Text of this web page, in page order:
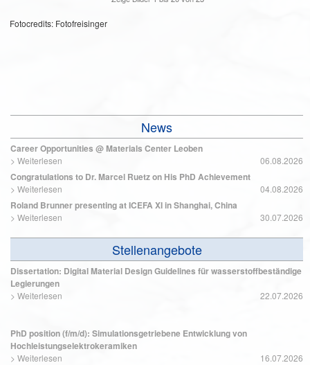
Fotocredits: Fotofreisinger
News
Career Opportunities @ Materials Center Leoben
> Weiterlesen 06.08.2026
Congratulations to Dr. Marcel Ruetz on His PhD Achievement
> Weiterlesen 04.08.2026
Roland Brunner presenting at ICEFA XI in Shanghai, China
> Weiterlesen 30.07.2026
Stellenangebote
Dissertation: Digital Material Design Guidelines für wasserstoffbeständige
Legierungen
> Weiterlesen 22.07.2026
PhD position (f/m/d): Simulationsgetriebene Entwicklung von
Hochleistungselektrokeramiken
> Weiterlesen 16.07.2026